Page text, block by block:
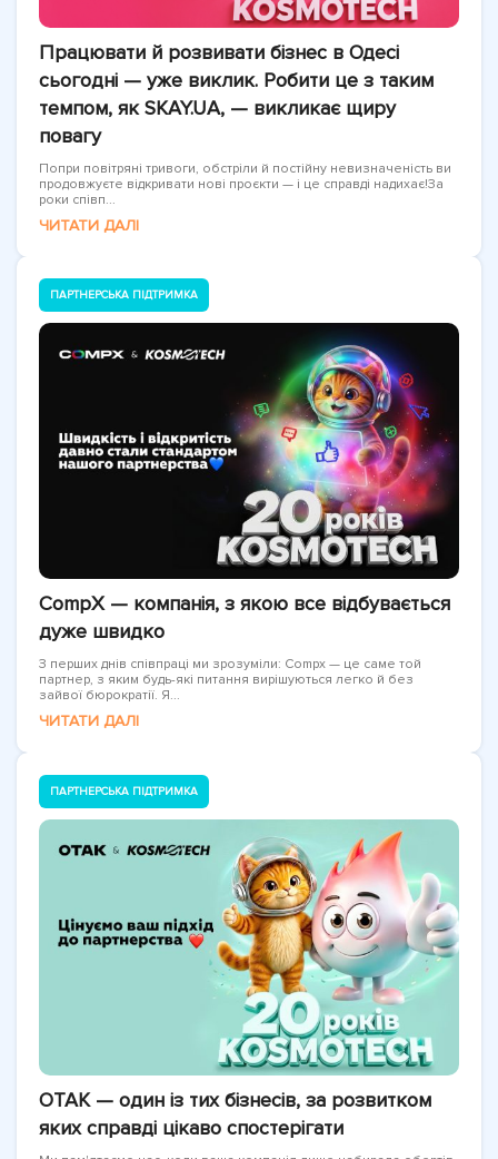
Працювати й розвивати бізнес в Одесі
сьогодні — уже виклик. Робити це з таким
темпом, як SKAY.UA, — викликає щиру
повагу
Попри повітряні тривоги, обстріли й постійну невизначеність ви
продовжуєте відкривати нові проєкти — і це справді надихає!За
роки співп...
ЧИТАТИ ДАЛІ
ПАРТНЕРСЬКА ПІДТРИМКА
CompX — компанія, з якою все відбувається
дуже швидко
З перших днів співпраці ми зрозуміли: Compx — це саме той
партнер, з яким будь-які питання вирішуються легко й без
зайвої бюрократії. Я...
ЧИТАТИ ДАЛІ
ПАРТНЕРСЬКА ПІДТРИМКА
OTAK — один із тих бізнесів, за розвитком
яких справді цікаво спостерігати